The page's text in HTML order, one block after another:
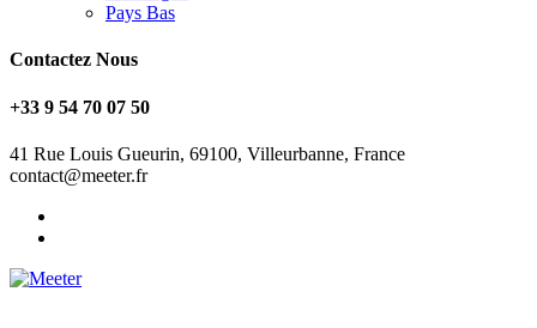
Pays Bas
Contactez Nous
+33 9 54 70 07 50
41 Rue Louis Gueurin, 69100, Villeurbanne, France
contact@meeter.fr